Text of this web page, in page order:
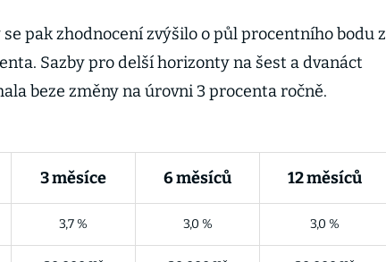
pak zhodnocení zvýšilo o půl procentního bodu z
Sazby pro delší horizonty na šest a dvanáct
beze změny na úrovni 3 procenta ročně.
3 měsíce 6 měsíců 12 měsíců
3,7 % 3,0 % 3,0 %